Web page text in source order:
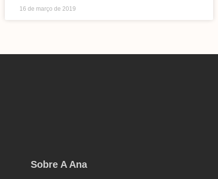
16 de março de 2019
Sobre A Ana